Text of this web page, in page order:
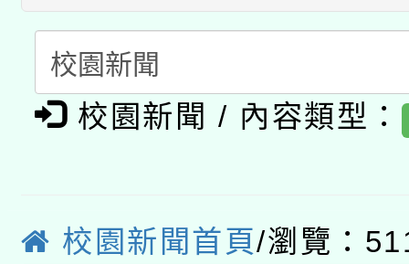
礎課程
A3數位素養講師名單
「數位內容與教學軟體
pilot」
有關大陸委員會函釋公
桃園市孔廟祈福系列
2026年桃園地景藝術
校園新聞 / 內容類型：
校園新聞首頁/瀏覽：